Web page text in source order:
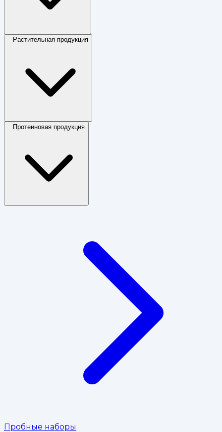
Растительная продукция
Протеиновая продукция
Пробные наборы